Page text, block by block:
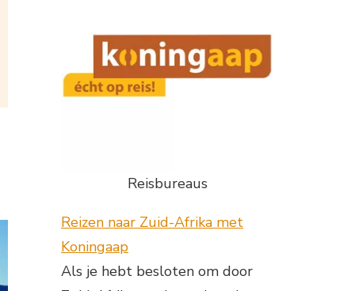
Reisbureaus
Reizen naar Zuid-Afrika met
Koningaap
Als je hebt besloten om door